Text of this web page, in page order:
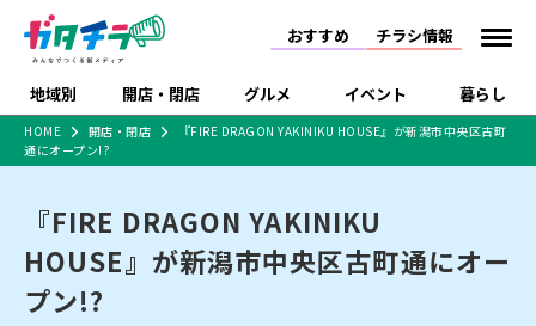
おすすめ チラシ情報
地域別 開店・閉店 グルメ イベント 暮らし
新潟市 下越
中越
開店 閉店
リニューアル・移転
ラーメン 現地レポート
和食
体験・販売 祭り・伝統行事
趣味・展示会
施設・ショップ
住宅メーカー・工務
店
食品メーカー・県産
特売セール インタビュー
特集・まとめ記事
食品スーパー・コンビ
ショッピングモール・
大型施設
ドラッグストア・ホーム
センター
HOME 開店・閉店
『FIRE DRAGON YAKINIKU HOUSE』が新潟市中央区古町
通にオープン!?
『FIRE DRAGON YAKINIKU
HOUSE』が新潟市中央区古町通にオー
プン!?